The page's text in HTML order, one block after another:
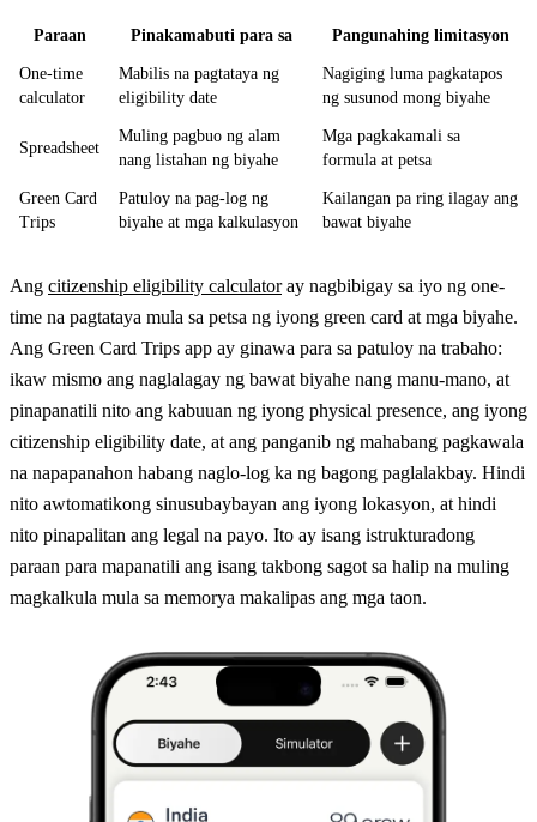
Paraan Pinakamabuti para sa Pangunahing limitasyon
One-time
calculator
Mabilis na pagtataya ng
eligibility date
Nagiging luma pagkatapos
ng susunod mong biyahe
Spreadsheet
Muling pagbuo ng alam
nang listahan ng biyahe
Mga pagkakamali sa
formula at petsa
Green Card
Trips
Patuloy na pag-log ng
biyahe at mga kalkulasyon
Kailangan pa ring ilagay ang
bawat biyahe
Ang citizenship eligibility calculatoray nagbibigay sa iyo ng one-
time na pagtataya mula sa petsa ng iyong green card at mga biyahe.
Ang Green Card Trips app ay ginawa para sa patuloy na trabaho:
ikaw mismo ang naglalagay ng bawat biyahe nang manu-mano, at
pinapanatili nito ang kabuuan ng iyong physical presence, ang iyong
citizenship eligibility date, at ang panganib ng mahabang pagkawala
na napapanahon habang naglo-log ka ng bagong paglalakbay. Hindi
nito awtomatikong sinusubaybayan ang iyong lokasyon, at hindi
nito pinapalitan ang legal na payo. Ito ay isang istrukturadong
paraan para mapanatili ang isang takbong sagot sa halip na muling
magkalkula mula sa memorya makalipas ang mga taon.